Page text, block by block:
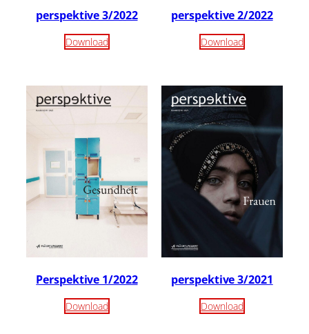
perspektive 3/2022
Download
perspektive 2/2022
Download
Perspektive 1/2022
Download
perspektive 3/2021
Download